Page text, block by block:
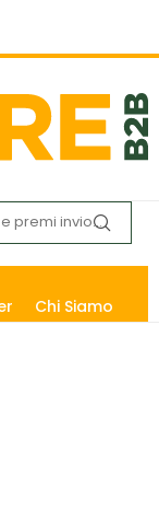
Chi Siamo